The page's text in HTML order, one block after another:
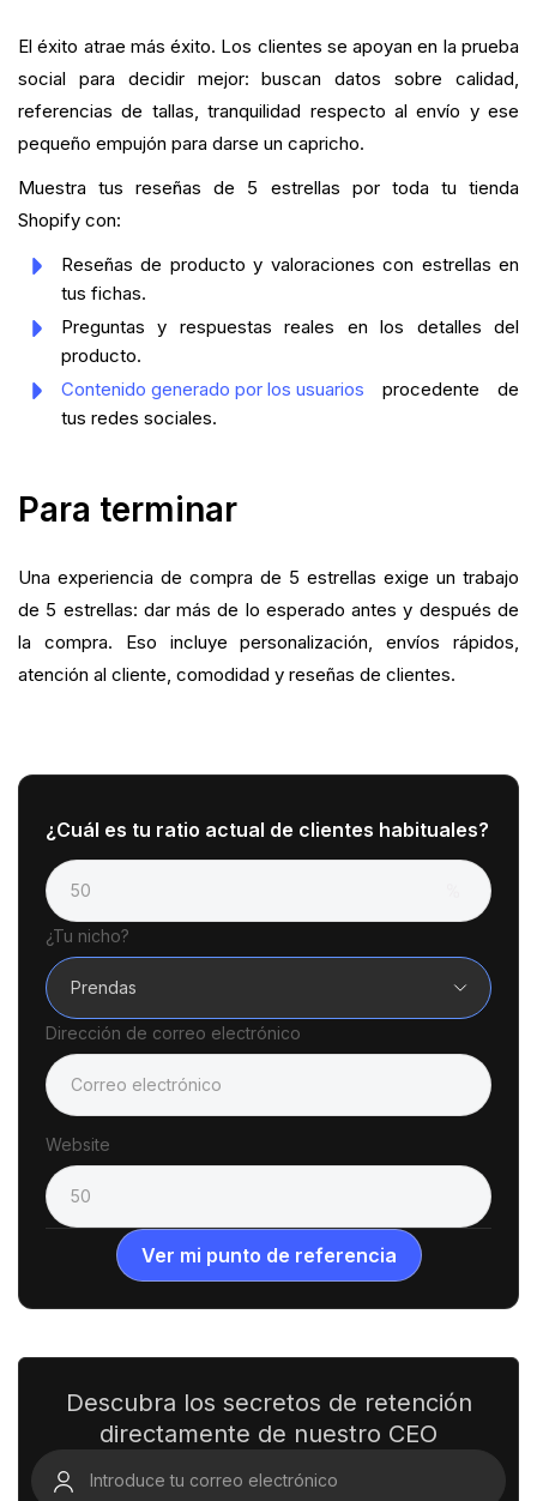
El éxito atrae más éxito. Los clientes se apoyan en la prueba
social para decidir mejor: buscan datos sobre calidad,
referencias de tallas, tranquilidad respecto al envío y ese
pequeño empujón para darse un capricho.
Muestra tus reseñas de 5 estrellas por toda tu tienda
Shopify con:
Reseñas de producto y valoraciones con estrellas en
tus fichas.
Preguntas y respuestas reales en los detalles del
producto.
Contenido generado por los usuarios procedente de
tus redes sociales.
Para terminar
Una experiencia de compra de 5 estrellas exige un trabajo
de 5 estrellas: dar más de lo esperado antes y después de
la compra. Eso incluye personalización, envíos rápidos,
atención al cliente, comodidad y reseñas de clientes.
¿Cuál es tu ratio actual de clientes habituales?
¿Tu nicho?
Prendas
Dirección de correo electrónico
Website
Descubra los secretos de retención
directamente de nuestro CEO